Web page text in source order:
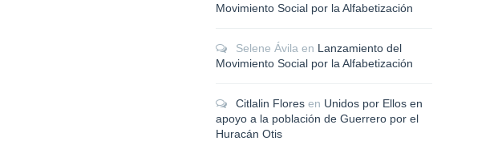
Movimiento Social por la Alfabetización
Selene Ávila en Lanzamiento del
Movimiento Social por la Alfabetización
Citlalin Flores en Unidos por Ellos en
apoyo a la población de Guerrero por el
Huracán Otis